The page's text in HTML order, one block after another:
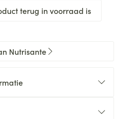
terug in voorraad is
Nutrisante